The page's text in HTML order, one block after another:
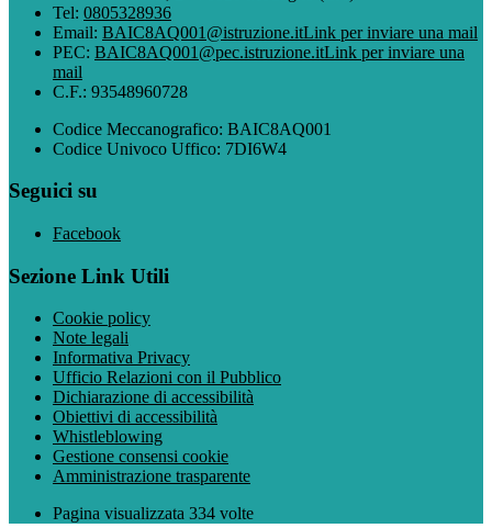
Tel: 0805328936
Email: BAIC8AQ001@istruzione.itLink per inviare una mail
PEC: BAIC8AQ001@pec.istruzione.itLink per inviare una
mail
C.F.: 93548960728
Codice Meccanografico: BAIC8AQ001
Codice Univoco Uffico: 7DI6W4
Seguici su
Facebook
Sezione Link Utili
Cookie policy
Note legali
Informativa Privacy
Ufficio Relazioni con il Pubblico
Dichiarazione di accessibilità
Obiettivi di accessibilità
Whistleblowing
Gestione consensi cookie
Amministrazione trasparente
Pagina visualizzata 334 volte